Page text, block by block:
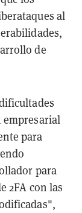
al
de
empresarial
para
para
2FA con las